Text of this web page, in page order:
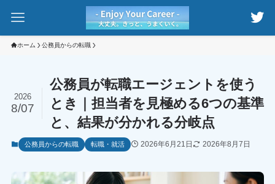
ホーム 公務員からの転職
公務員が転職エージェントを使う
とき｜担当者を見極める6つの基準
と、結果が分かれる分岐点
2026
8/07
公務員からの転職 転職・就活 2026年6月21日 2026年8月7日